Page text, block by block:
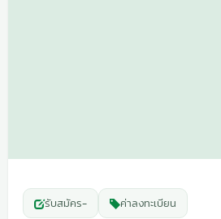
รับสมัคร- ค่าลงทะเบียน